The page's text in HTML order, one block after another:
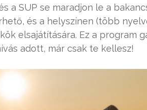
a SUP se maradjon le a
és a helyszínen (több
elsajátítására. Ez a program
adott, már csak te kellesz!